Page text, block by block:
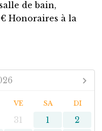
de bain,
Honoraires à la
VE SA DI
31 1
2